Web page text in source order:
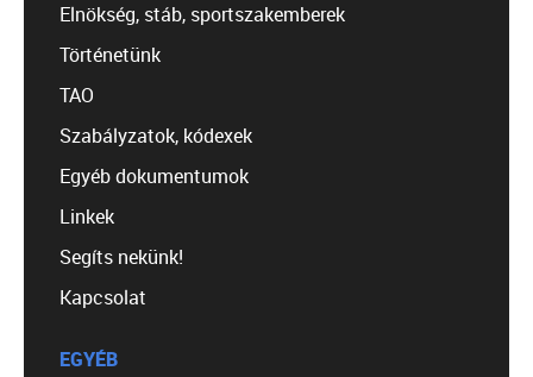
Elnökség, stáb, sportszakemberek
Történetünk
TAO
Szabályzatok, kódexek
Egyéb dokumentumok
Linkek
Segíts nekünk!
Kapcsolat
EGYÉB